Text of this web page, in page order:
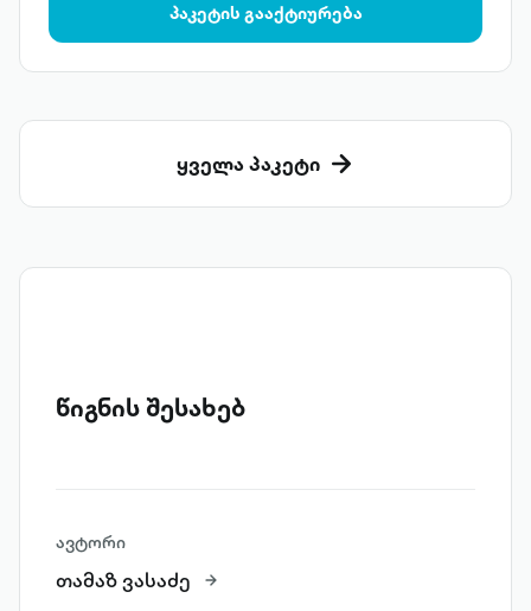
პაკეტის გააქტიურება
ყველა პაკეტი
წიგნის შესახებ
ავტორი
თამაზ ვასაძე